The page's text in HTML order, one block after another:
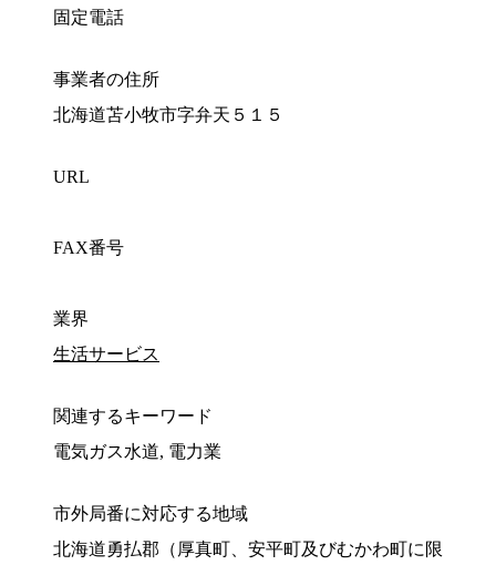
固定電話
事業者の住所
北海道苫小牧市字弁天５１５
URL
FAX番号
業界
生活サービス
関連するキーワード
電気ガス水道, 電力業
市外局番に対応する地域
北海道勇払郡（厚真町、安平町及びむかわ町に限